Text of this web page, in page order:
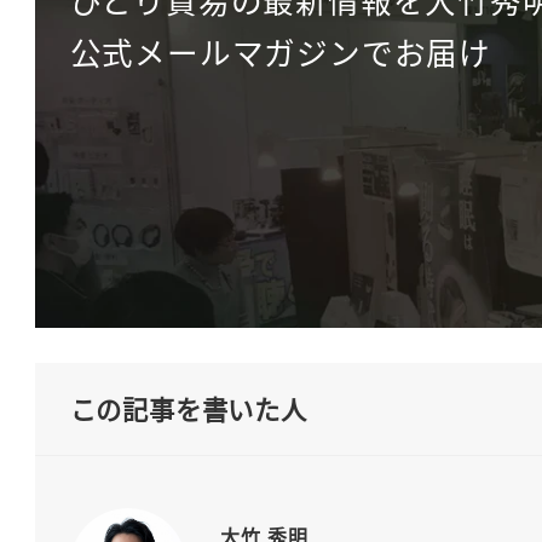
公式メールマガジンでお届け
この記事を書いた人